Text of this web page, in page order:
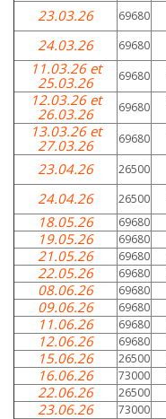
23.03.26 69680
24.03.26 69680
11.03.26 et
25.03.26
69680
12.03.26 et
26.03.26
69680
13.03.26 et
27.03.26
69680
23.04.26 26500
24.04.26 26500
18.05.26 69680
19.05.26 69680
21.05.26 69680
22.05.26 69680
08.06.26 69680
09.06.26 69680
11.06.26 69680
12.06.26 69680
15.06.26 26500
16.06.26 73000
22.06.26 26500
23.06.26 73000